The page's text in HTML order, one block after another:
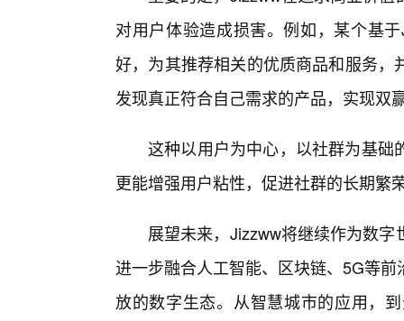
对用户体验造成损害。例如，某个基
好，为其推荐相关的优质商品和服务
发现真正符合自己需求的产品，实现双
这种以用户为中心，以社群为基础
更能增强用户粘性，促进社群的长期繁
展望未来，Jizzww将继续作为数
进一步融合人工智能、区块链、5G等
放的数字生态。从智慧城市的应用，